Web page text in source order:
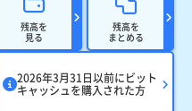
残高を
見る
残高を
まとめる
2026年3月31日以前にビット
キャッシュを購入された方